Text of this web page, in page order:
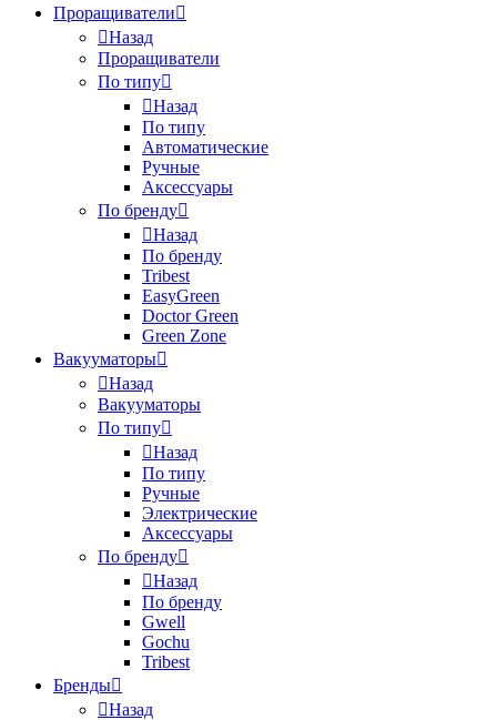
Проращиватели
Назад
Проращиватели
По типу
Назад
По типу
Автоматические
Ручные
Аксессуары
По бренду
Назад
По бренду
Tribest
EasyGreen
Doctor Green
Green Zone
Вакууматоры
Назад
Вакууматоры
По типу
Назад
По типу
Ручные
Электрические
Аксессуары
По бренду
Назад
По бренду
Gwell
Gochu
Tribest
Бренды
Назад